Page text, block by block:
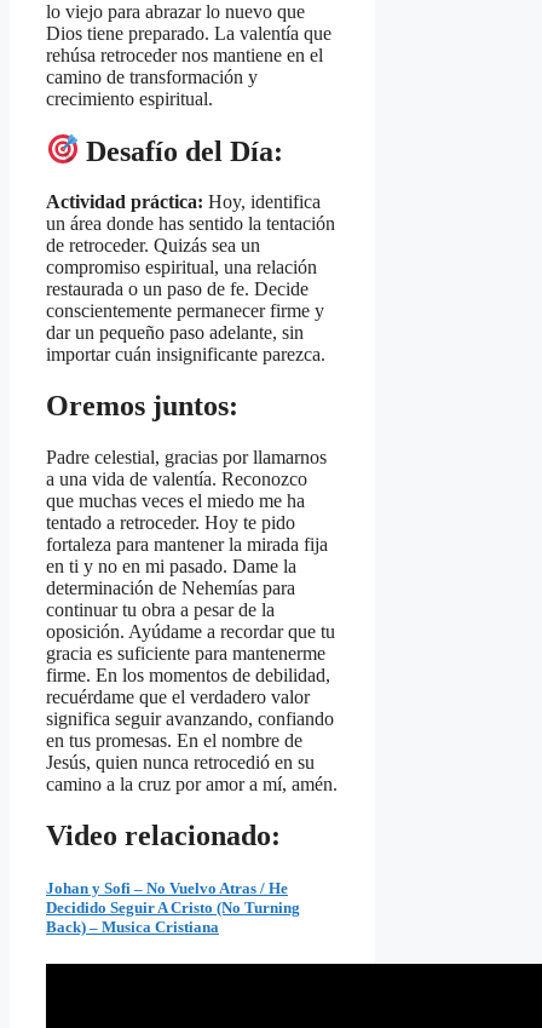
lo viejo para abrazar lo nuevo que
Dios tiene preparado. La valentía que
rehúsa retroceder nos mantiene en el
camino de transformación y
crecimiento espiritual.
Desafío del Día:
Actividad práctica: Hoy, identifica
un área donde has sentido la tentación
de retroceder. Quizás sea un
compromiso espiritual, una relación
restaurada o un paso de fe. Decide
conscientemente permanecer firme y
dar un pequeño paso adelante, sin
importar cuán insignificante parezca.
Oremos juntos:
Padre celestial, gracias por llamarnos
a una vida de valentía. Reconozco
que muchas veces el miedo me ha
tentado a retroceder. Hoy te pido
fortaleza para mantener la mirada fija
en ti y no en mi pasado. Dame la
determinación de Nehemías para
continuar tu obra a pesar de la
oposición. Ayúdame a recordar que tu
gracia es suficiente para mantenerme
firme. En los momentos de debilidad,
recuérdame que el verdadero valor
significa seguir avanzando, confiando
en tus promesas. En el nombre de
Jesús, quien nunca retrocedió en su
camino a la cruz por amor a mí, amén.
Video relacionado:
Johan y Sofi – No Vuelvo Atras / He
Decidido Seguir A Cristo (No Turning
Back) – Musica Cristiana